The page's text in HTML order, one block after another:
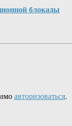
блокады
авторизоваться.